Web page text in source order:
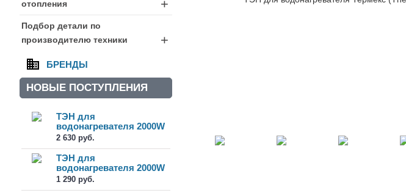
отопления
+
Подбор детали по
производителю техники
+
БРЕНДЫ
НОВЫЕ ПОСТУПЛЕНИЯ
ТЭН для
водонагревателя 2000W
(1300W+700W) RF H...
2 630 руб.
ТЭН для
водонагревателя 2000W
(1300W+700W) RF H...
1 290 руб.